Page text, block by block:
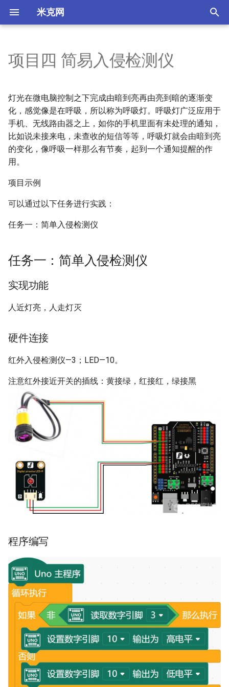
米克网
t
o
s
t
a
r
e
r
c
n
g
任务一：简单入侵检测仪
实现功能
硬件连接
程序编写
Index
01 ESP32 开发板 Devkit介绍
02 ESP32 开发环境之
Arduino IDE
03 ESP32开发环境之
PlatformIO
ESP32 AD输入
ANSYS过段时间出现License
错误的解决办法
Arduino 使用Thermal Coupler
超声波传感器
Arduino
CDMA code spreading
demostrate with Python
Arduino控制小车
ESP EYE
ESP NOW
ESP32 CAM Face
ESP32 使用MQTT
ESP32 温度测量仪
ESP32 功能介绍
ESP32 接口
ESP32 测试
ESP32睡眠
Sensor滤波
按键消抖
01abc
FastAPI 项目打包为桌面应用
Index
散热基础知识(Day 1)
Flotherm基础 (Day 2)
How to build 2R resistor
model in Flotherm
Bn and Sn
DCDC Buck Boost Converter
热耗计算
FloSCRIPT使用
Environment Shell的结合使用
Floterm PCB Vias 模拟
Flotherm Export Attribute
Table Data
Flotherm Tips
Flotherm Workplan
批处理模式运行Flotherm
Flotherm 快捷键
Flotherm中加入热管模型后收
敛困难
Flotherm中的坐标系
Flotherm杂项
Flotherm中加入热管模型后收
敛困难
FloTHERM 常用的快捷键?
Flotherm XT EDA Bridge
MK2101
01图像分类
02人体动作识别
03小程序
04 Yolo
电动汽车电池波浪通道液体冷
使用热管进行锂离子电池在电
动汽车高电流放电时的热管理
分析
电子产品热管理的新挑战和材
料
交换器的锂离子电池热管理数
动汽车高电流放电时的热管理
分析
平凡的世界读后感
IGBT 温度预测 一 了解数据
IGBT 温度预测 二 随机森林
IGBT 温度预测 三
模型集成技术
20240117
表面处理对自然散热产品热辐
阳极氧化处理对压铸铝合金电
子外壳热性能影响
热循环对导热脂降解行为的影
响
读《老子》
环路热管
热设计为什么难搞？因为玄之
又玄
Index
一键开关机电路
项目四 简易入侵检测仪
灯光在微电脑控制之下完成由暗到亮再由亮到暗的逐渐变
化，感觉像是在呼吸，所以称为呼吸灯。呼吸灯广泛应用于
手机、无线路由器之上，如你的手机里面有未处理的通知，
比如说未接来电，未查收的短信等等，呼吸灯就会由暗到亮
的变化，像呼吸一样那么有节奏，起到一个通知提醒的作
用。
项目示例
可以通过以下任务进行实践：
任务一：简单入侵检测仪
任务一：简单入侵检测仪
实现功能
人近灯亮，人走灯灭
硬件连接
红外入侵检测仪—3；LED—10。
注意红外接近开关的插线：黄接绿，红接红，绿接黑
程序编写